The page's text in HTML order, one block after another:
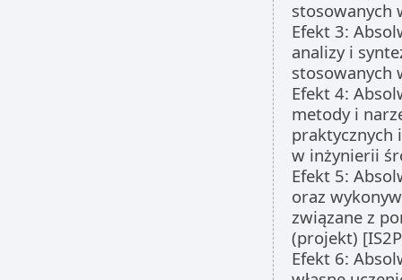
stosowanych
Efekt 3:
analizy i
stosowanych
Efekt 4:
metody i
praktycznych
w inżynierii
Efekt 5:
oraz
związane z
(projekt)
Efekt 6: